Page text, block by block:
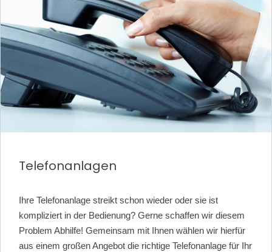
Telefonanlagen
Ihre Telefonanlage streikt schon wieder oder sie ist
kompliziert in der Bedienung? Gerne schaffen wir diesem
Problem Abhilfe! Gemeinsam mit Ihnen wählen wir hierfür
aus einem großen Angebot die richtige Telefonanlage für Ihr